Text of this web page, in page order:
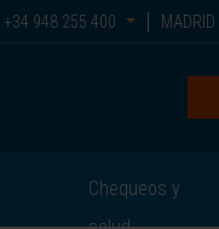
+34 948 255 400 MADRID
Chequeos y